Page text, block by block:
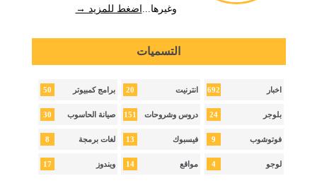
وغيرها... اضغط للمزيد →
التسميات
اخبار 692 انترنيت 20 برامج كمبيوتر 50
بلوجر 24 دروس وشروحات 151 صيانة الحاسوب 30
فوتوشوب 9 فيسبوك 13 لغات برمجة 8
لوجو 4 مواقع 14 ويندوز 17